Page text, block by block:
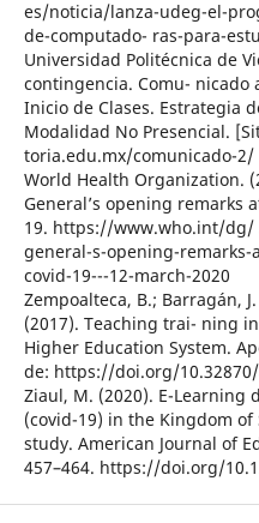
es/noticia/lanza-udeg-el-
de-computado- ras-para-
Universidad Politécnica de
contingencia. Comu- nicado
Inicio de Clases. Estrategia
Modalidad No Presencial.
toria.edu.mx/comunicado-2/
World Health Organization.
General’s opening remarks
19. https://www.who.int/
general-s-opening-
covid-19---12-march-2020
Zempoalteca, B.; Barragán,
(2017). Teaching trai- ning
Higher Education System.
de: https://doi.org/
Ziaul, M. (2020). E-
(covid-19) in the Kingdom
study. American Journal of
457–464. https://doi.org/